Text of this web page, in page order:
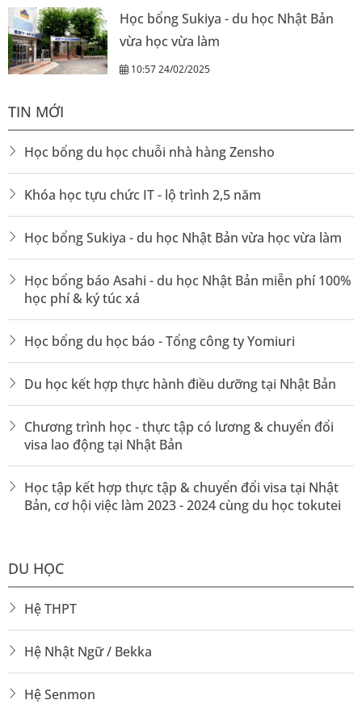
Học bổng Sukiya - du học Nhật Bản
vừa học vừa làm
10:57 24/02/2025
TIN MỚI
Học bổng du học chuỗi nhà hàng Zensho
Khóa học tựu chức IT - lộ trình 2,5 năm
Học bổng Sukiya - du học Nhật Bản vừa học vừa làm
Học bổng báo Asahi - du học Nhật Bản miễn phí 100%
học phí & ký túc xá
Học bổng du học báo - Tổng công ty Yomiuri
Du học kết hợp thực hành điều dưỡng tại Nhật Bản
Chương trình học - thực tập có lương & chuyển đổi
visa lao động tại Nhật Bản
Học tập kết hợp thực tập & chuyển đổi visa tại Nhật
Bản, cơ hội việc làm 2023 - 2024 cùng du học tokutei
DU HỌC
Hệ THPT
Hệ Nhật Ngữ / Bekka
Hệ Senmon